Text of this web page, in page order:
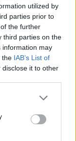
utilized by
parties prior to
the further
third parties on the
information may
the IAB’s List of
it to other
or more Google
You may click to
party tags to
in below Google
: Kevin Spacey
mini): Queen
: Idris Elba
: Orange